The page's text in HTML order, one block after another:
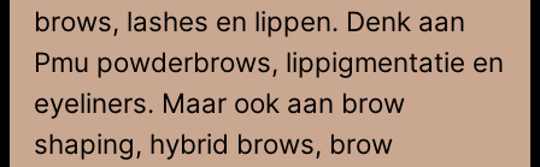
brows, lashes en lippen. Denk aan
Pmu powderbrows, lippigmentatie en
eyeliners. Maar ook aan brow
shaping, hybrid brows, brow